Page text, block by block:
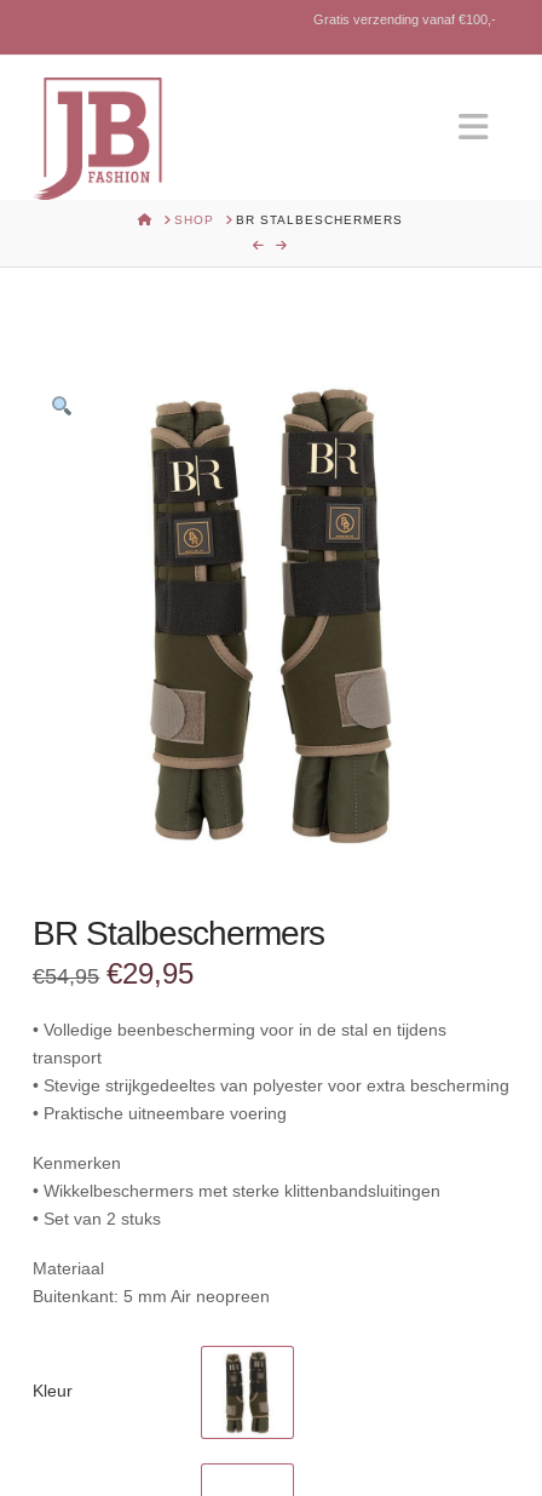
Gratis verzending vanaf €100,-
HOMESHOP BR STALBESCHERMERS
BR Stalbeschermers
€54,95 Oorspronkelijke
prijs
€54,95.
€29,95
€29,95.
• Volledige beenbescherming voor in de stal en tijdens
transport
• Stevige strijkgedeeltes van polyester voor extra bescherming
• Praktische uitneembare voering
Kenmerken
• Wikkelbeschermers met sterke klittenbandsluitingen
• Set van 2 stuks
Materiaal
Buitenkant: 5 mm Air neopreen
Kleur